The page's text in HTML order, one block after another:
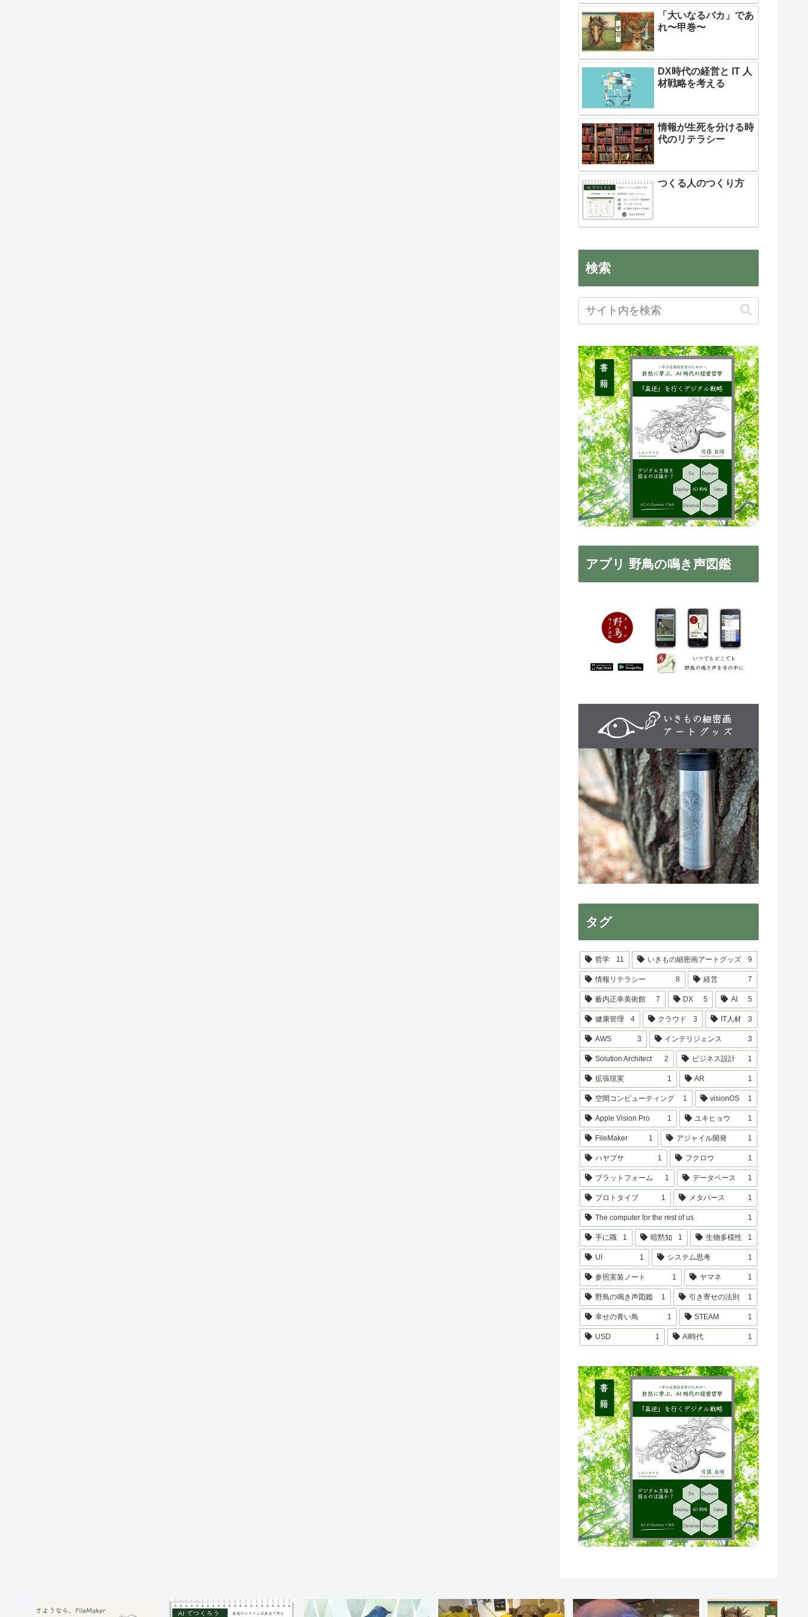
「大いなるバカ」であ
れ〜甲巻〜
DX時代の経営と IT 人
材戦略を考える
情報が生死を分ける時
代のリテラシー
つくる人のつくり方
検索
アプリ 野鳥の鳴き声図鑑
タグ
哲学 11 いきもの細密画アートグッズ 9
情報リテラシー 8 経営 7
薮内正幸美術館 7 DX 5 AI 5
健康管理 4 クラウド 3 IT人材 3
AWS 3 インテリジェンス 3
Solution Architect 2 ビジネス設計 1
拡張現実 1 AR 1
空間コンピューティング 1 visionOS 1
Apple Vision Pro 1 ユキヒョウ 1
FileMaker 1 アジャイル開発 1
ハヤブサ 1 フクロウ 1
プラットフォーム 1 データベース 1
プロトタイプ 1 メタバース 1
The computer for the rest of us 1
手に職 1 暗黙知 1 生物多様性 1
UI 1 システム思考 1
参照実装ノート 1 ヤマネ 1
野鳥の鳴き声図鑑 1 引き寄せの法則 1
幸せの青い鳥 1 STEAM 1
USD 1 AI時代 1